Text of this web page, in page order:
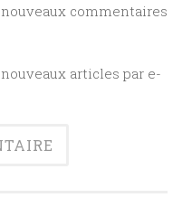
commentaires
articles par e-